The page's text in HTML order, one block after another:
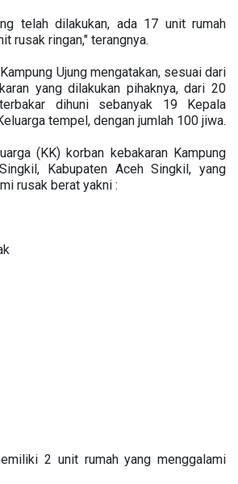
telah dilakukan, ada 17 unit rumah
rusak ringan," terangnya.
Ujung mengatakan, sesuai dari
yang dilakukan pihaknya, dari 20
dihuni sebanyak 19 Kepala
tempel, dengan jumlah 100 jiwa.
(KK) korban kebakaran Kampung
Kabupaten Aceh Singkil, yang
rusak berat yakni :
2 unit rumah yang menggalami